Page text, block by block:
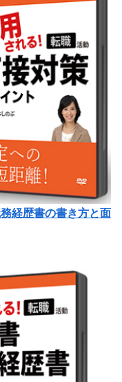
経歴書の書き方と面